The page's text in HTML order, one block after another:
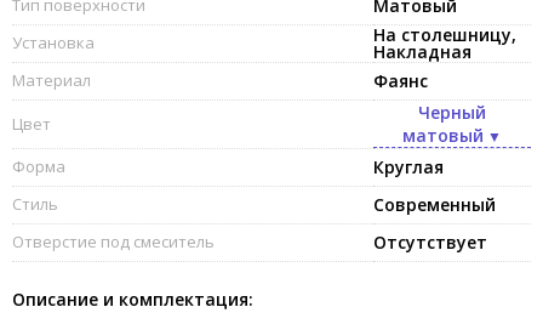
Тип поверхности Матовый
Установка На столешницу,
Накладная
Материал Фаянс
Цвет
Черный
матовый
Форма Круглая
Стиль Современный
Отверстие под смеситель Отсутствует
Описание и комплектация: